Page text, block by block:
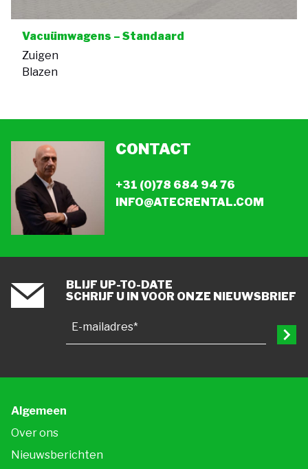
Vacuümwagens – Standaard
Zuigen
Blazen
CONTACT
+31 (0)78 684 94 76
INFO@ATECRENTAL.COM
BLIJF UP-TO-DATE
SCHRIJF U IN VOOR ONZE NIEUWSBRIEF
E-mailadres*
Algemeen
Over ons
Nieuwsberichten